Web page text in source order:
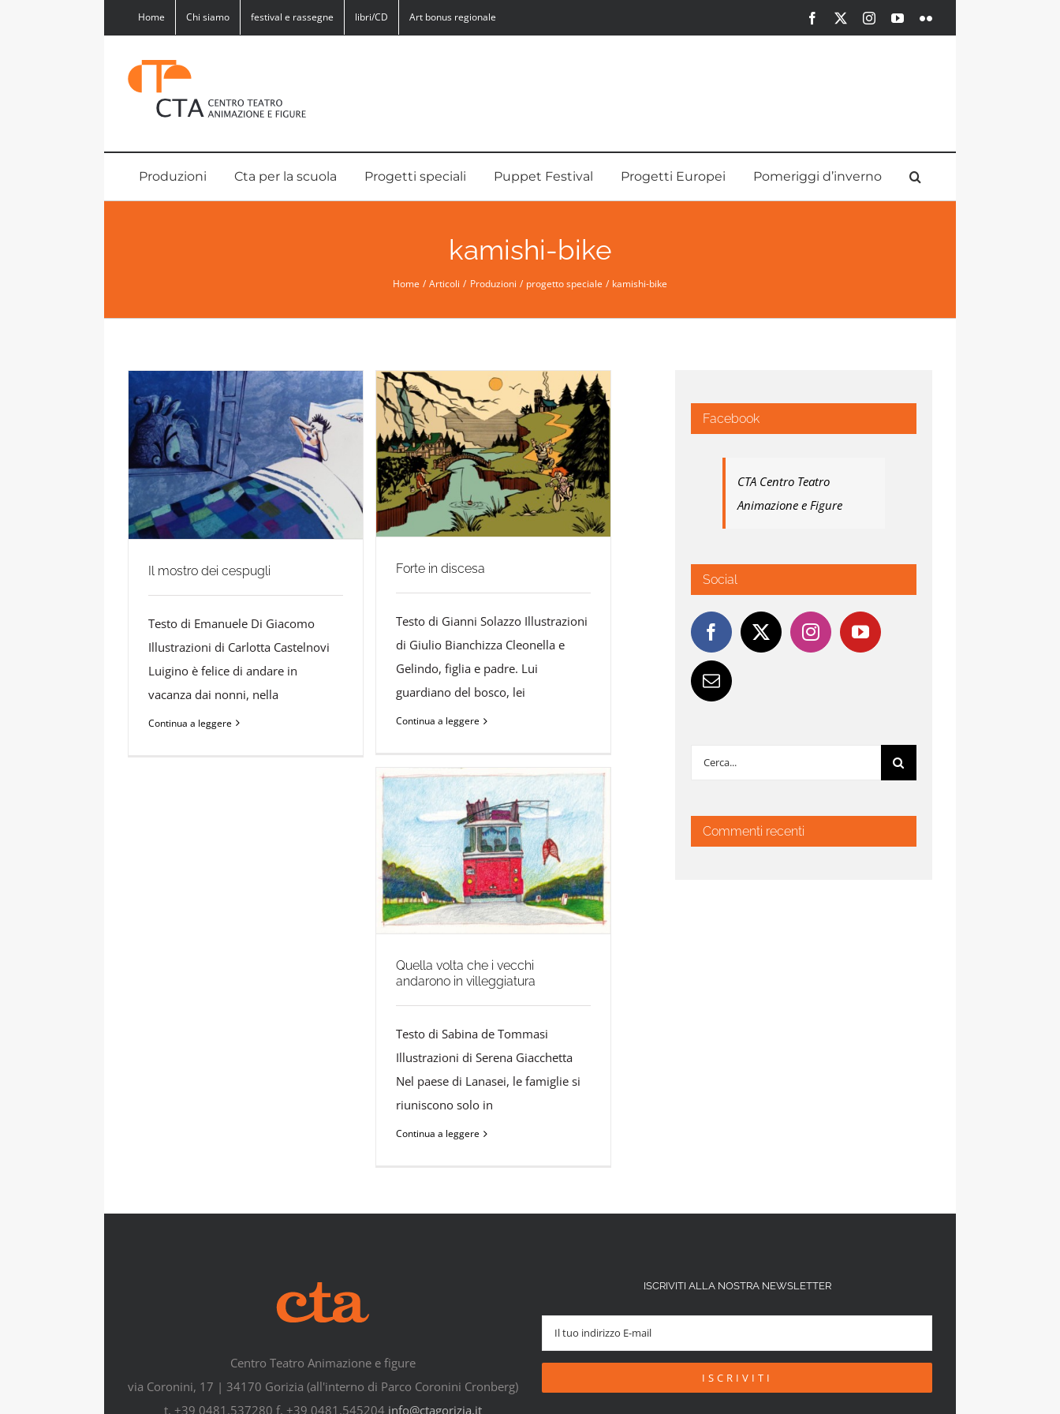
Home Chi siamo festival e rassegne libri/CD Art bonus regionale Facebook InstagramYouTubeFlickr
Produzioni Cta per la scuola Progetti speciali Puppet Festival Progetti Europei Pomeriggi d’inverno
kamishi-bike
Home Articoli Produzioni progetto speciale kamishi-bike
Il mostro dei cespugli
Testo di Emanuele Di Giacomo
Illustrazioni di Carlotta Castelnovi
Luigino è felice di andare in
vacanza dai nonni, nella
Continua a leggere
Forte in discesa
Testo di Gianni Solazzo Illustrazioni
di Giulio Bianchizza Cleonella e
Gelindo, figlia e padre. Lui
guardiano del bosco, lei
Continua a leggere
Quella volta che i vecchi
andarono in villeggiatura
Testo di Sabina de Tommasi
Illustrazioni di Serena Giacchetta
Nel paese di Lanasei, le famiglie si
riuniscono solo in
Continua a leggere
Facebook
CTA Centro Teatro
Animazione e Figure
Social
Cerca
Commenti recenti
Centro Teatro Animazione e figure
via Coronini, 17 | 34170 Gorizia (all'interno di Parco Coronini Cronberg)
t. +39 0481.537280 f. +39 0481.545204 info@ctagorizia.it
ISCRIVITI ALLA NOSTRA NEWSLETTER